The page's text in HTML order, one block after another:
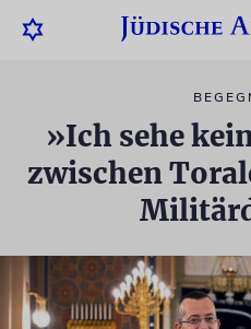
»Ich sehe
zwischen